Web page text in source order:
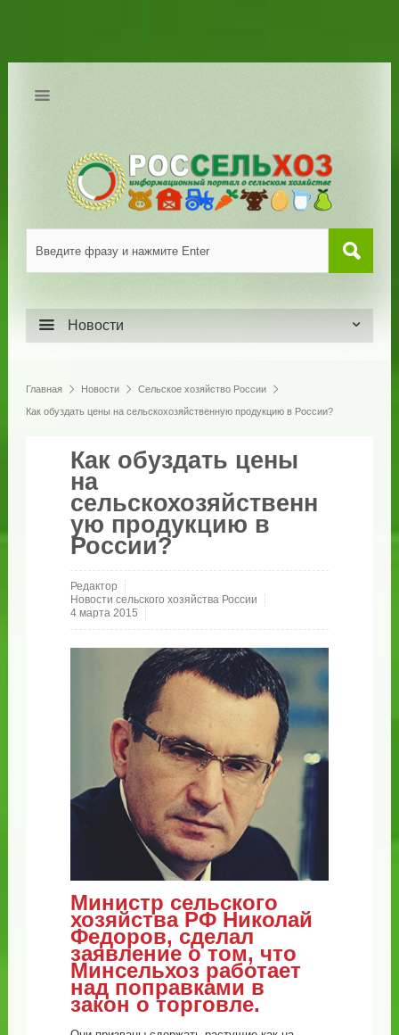
Новости
Главная Новости Сельское хозяйство России
Как обуздать цены на сельскохозяйственную продукцию в России?
Как обуздать цены
на
сельскохозяйственн
ую продукцию в
России?
Редактор
Новости сельского хозяйства России
4 марта 2015
Министр сельского
хозяйства РФ Николай
Федоров, сделал
заявление о том, что
Минсельхоз работает
над поправками в
закон о торговле.